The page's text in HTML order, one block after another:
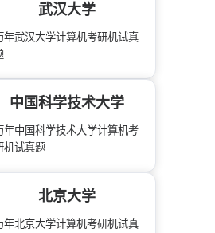
武汉大学
年武汉大学计算机考研机试真
中国科学技术大学
年中国科学技术大学计算机考
机试真题
北京大学
年北京大学计算机考研机试真